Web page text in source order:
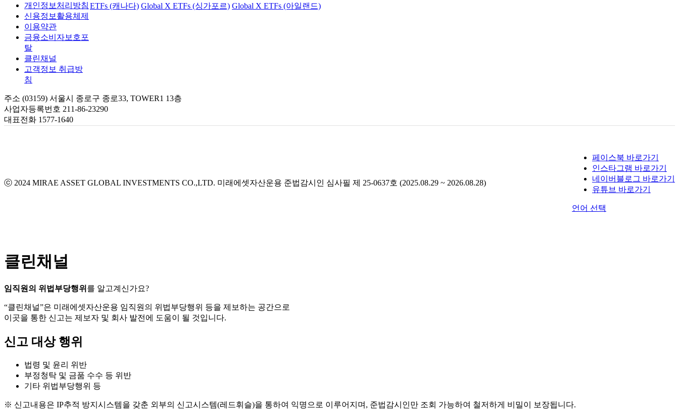
개인정보처리방침
신용정보활용체제
이용약관
금융소비자보호포
탈
클린채널
고객정보 취급방
침
ETFs (캐나다) Global X ETFs (싱가포르) Global X ETFs (아일랜드)
주소 (03159) 서울시 종로구 종로33, TOWER1 13층
사업자등록번호 211-86-23290
대표전화 1577-1640
ⓒ 2024 MIRAE ASSET GLOBAL INVESTMENTS CO.,LTD. 미래에셋자산운용 준법감시인 심사필 제 25-0637호 (2025.08.29 ~ 2026.08.28)
페이스북 바로가기
인스타그램 바로가기
네이버블로그 바로가기
유튜브 바로가기
언어 선택
클린채널
임직원의 위법부당행위 를 알고계신가요?
“클린채널”은 미래에셋자산운용 임직원의 위법부당행위 등을 제보하는 공간으로
이곳을 통한 신고는 제보자 및 회사 발전에 도움이 될 것입니다.
신고 대상 행위
법령 및 윤리 위반
부정청탁 및 금품 수수 등 위반
기타 위법부당행위 등
※ 신고내용은 IP추적 방지시스템을 갖춘 외부의 신고시스템(레드휘슬)을 통하여 익명으로 이루어지며, 준법감시인만 조회 가능하여 철저하게 비밀이 보장됩니다.